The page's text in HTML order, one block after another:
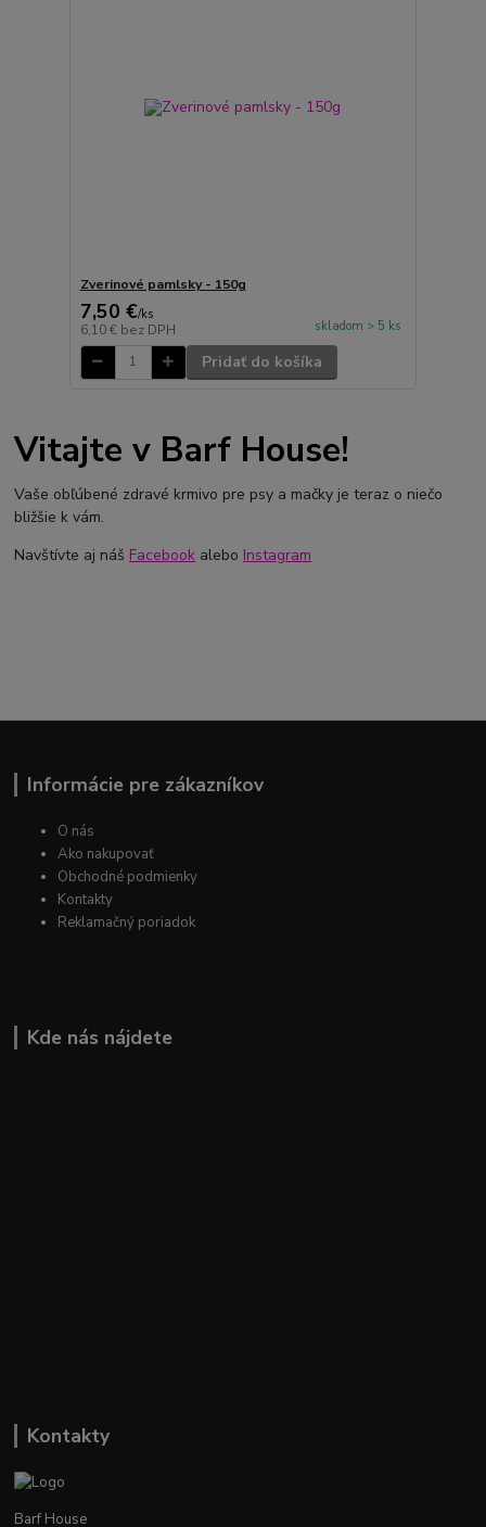
Zverinové pamlsky - 150g
7,50 €/ks
6,10 € bez DPH skladom > 5 ks
Pridať do košíka
Vitajte v Barf House!
Vaše obľúbené zdravé krmivo pre psy a mačky je teraz o niečo
bližšie k vám.
Navštívte aj náš Facebook alebo Instagram
Informácie pre zákazníkov
O nás
Ako nakupovať
Obchodné podmienky
Kontakty
Reklamačný poriadok
Kde nás nájdete
Kontakty
Barf House